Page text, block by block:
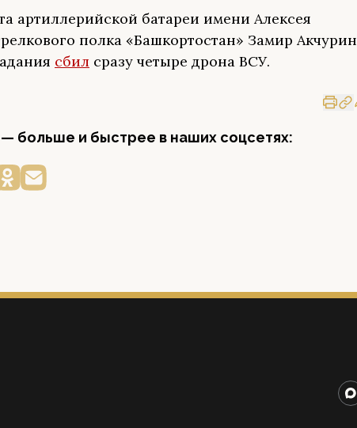
артиллерийской батареи имени Алексея
полка «Башкортостан» Замир Акчурин
сбил сразу четыре дрона ВСУ.
больше и быстрее в наших соцсетях: